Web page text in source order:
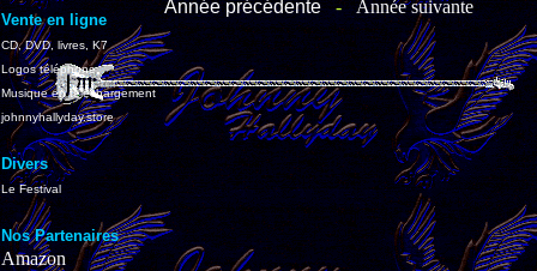
Vente en ligne
CD, DVD, livres, K7
Logos téléphone
Musique en téléchargement
johnnyhallyday.store
Divers
Le Festival
Nos Partenaires
Amazon
Année précédente-Année suivante